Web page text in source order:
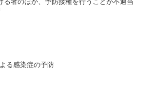
る感染症の予防